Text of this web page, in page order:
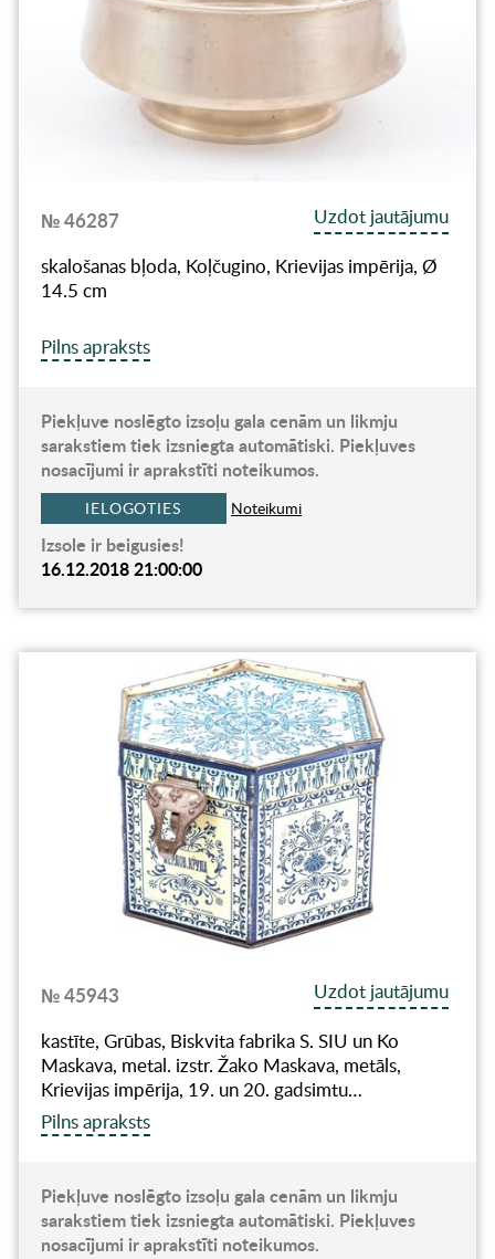
№ 46287
Uzdot jautājumu
skalošanas bļoda, Koļčugino, Krievijas impērija, Ø
14.5 cm
Pilns apraksts
Piekļuve noslēgto izsoļu gala cenām un likmju
sarakstiem tiek izsniegta automātiski. Piekļuves
nosacījumi ir aprakstīti noteikumos.
IELOGOTIES Noteikumi
Izsole ir beigusies!
16.12.2018 21:00:00
№ 45943
Uzdot jautājumu
kastīte, Grūbas, Biskvita fabrika S. SIU un Ko
Maskava, metal. izstr. Žako Maskava, metāls,
Krievijas impērija, 19. un 20. gadsimtu…
Pilns apraksts
Piekļuve noslēgto izsoļu gala cenām un likmju
sarakstiem tiek izsniegta automātiski. Piekļuves
nosacījumi ir aprakstīti noteikumos.